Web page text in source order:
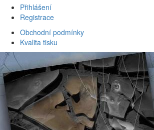
Přihlášení
Registrace
Obchodní podmínky
Kvalita tisku